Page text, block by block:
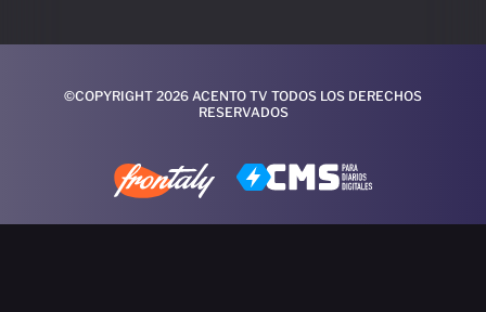
©COPYRIGHT 2026 ACENTO TV TODOS LOS DERECHOS
RESERVADOS